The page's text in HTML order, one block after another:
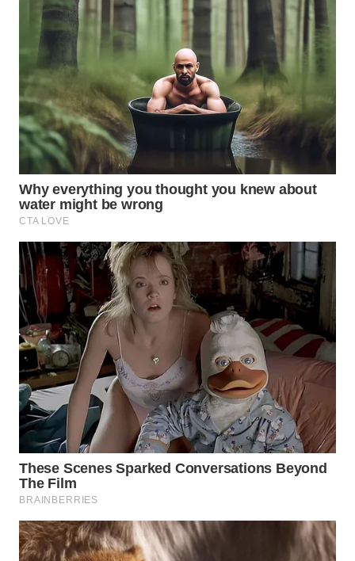
WN
LABUHANBATU
WN
TAPANULI
TENGAH
WN DELI
SERDANG
WN
TINGGI
WN
PAKPAK
WN
KARAWANG
WN
BEKASI
WN
BOGOR
WN
DEPOK